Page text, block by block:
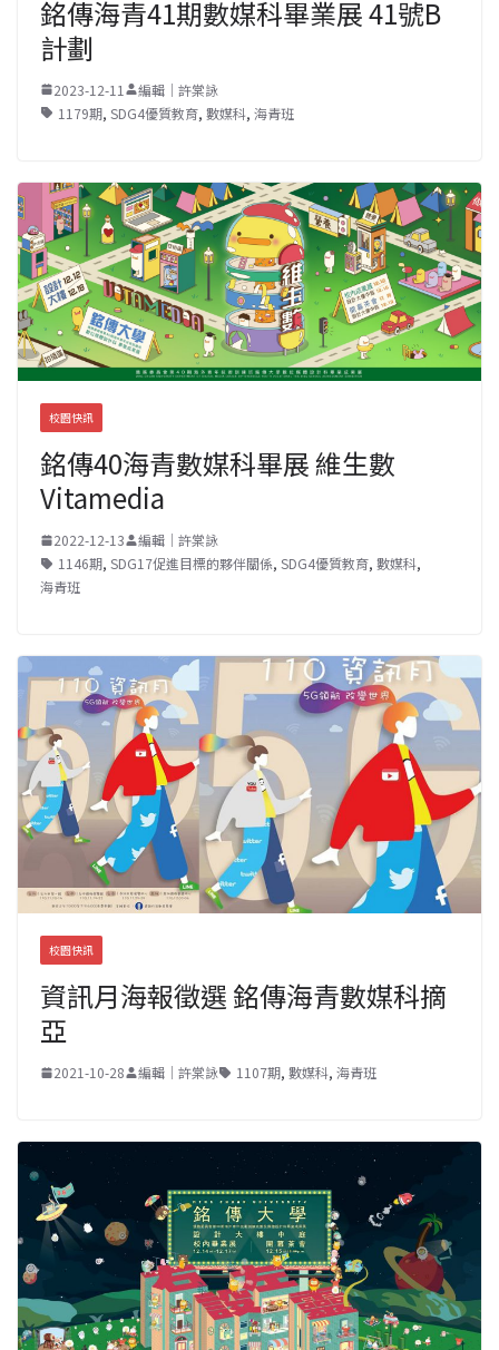
銘傳海青41期數媒科畢業展 41號B
計劃
2023-12-11
編輯｜許棠詠
1179期, SDG4優質教育, 數媒科, 海青班
校園快訊
銘傳40海青數媒科畢展 維生數
Vitamedia
2022-12-13
編輯｜許棠詠
1146期, SDG17促進目標的夥伴關係, SDG4優質教育, 數媒科,
海青班
校園快訊
資訊月海報徵選 銘傳海青數媒科摘
亞
2021-10-28 編輯｜許棠詠 1107期, 數媒科, 海青班